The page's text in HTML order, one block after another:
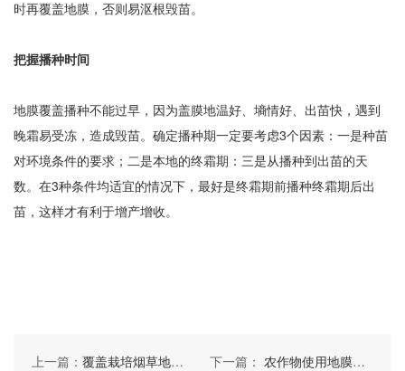
时再覆盖地膜，否则易沤根毁苗。
把握播种时间
地膜覆盖播种不能过早，因为盖膜地温好、墒情好、出苗快，遇到
晚霜易受冻，造成毁苗。确定播种期一定要考虑3个因素：一是种苗
对环境条件的要求；二是本地的终霜期：三是从播种到出苗的天
数。在3种条件均适宜的情况下，最好是终霜期前播种终霜期后出
苗，这样才有利于增产增收。
上一篇： 覆盖栽培烟草地膜的好处体现在哪些方面 下一篇： 农作物使用地膜的意义有几点